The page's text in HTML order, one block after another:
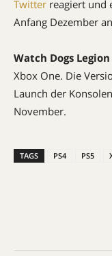
Twitter reagiert und
Anfang Dezember
Watch Dogs Legion
Xbox One. Die
Launch der
November.
TAGS PS4 PS5